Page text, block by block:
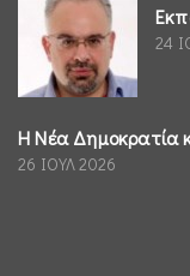
24
Η Νέα Δημοκρατία
26 ΙΟΥΛ 2026